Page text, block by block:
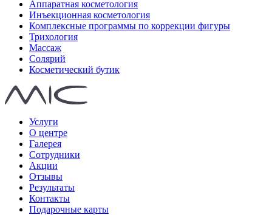
Аппаратная косметология
Инъекционная косметология
Комплексные программы по коррекции фигуры
Трихология
Массаж
Солярий
Косметический бутик
Услуги
О центре
Галерея
Сотрудники
Акции
Отзывы
Результаты
Контакты
Подарочные карты